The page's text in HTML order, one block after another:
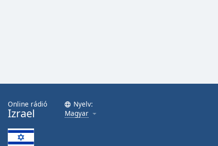
Family
Reset
Done
Online rádió
Izrael
Nyelv:
Magyar